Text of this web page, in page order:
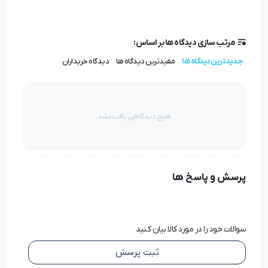
در صورت برخورد با هرگونه جسم خارجی، در کسری از ثانیه
فرمان توقف و حرکت معکوس را صادر می‌کند.
مرتب سازی دیدگاه ها بر اساس:
جدیدترین دیدگاه ها مفیدترین دیدگاه ها دیدگاه خریداران
هیچ دیدگاهی یافت نشد
پرسش و پاسخ ها
سوالات خود را در مورد کالا بیان کنید
ثبت پرسش